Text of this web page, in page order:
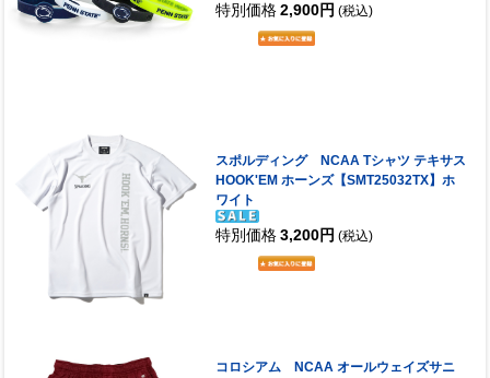
特別価格 2,900円 (税込)
スポルディング NCAA Tシャツ テキサス
HOOK'EM ホーンズ【SMT25032TX】ホ
ワイト
特別価格 3,200円 (税込)
コロシアム NCAA オールウェイズサニ